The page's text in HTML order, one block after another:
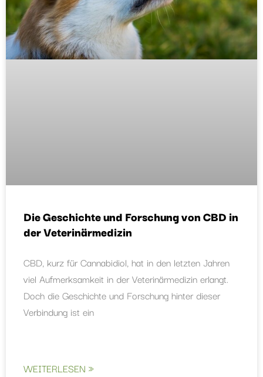
Die Geschichte und Forschung von CBD in
der Veterinärmedizin
CBD, kurz für Cannabidiol, hat in den letzten Jahren
viel Aufmerksamkeit in der Veterinärmedizin erlangt.
Doch die Geschichte und Forschung hinter dieser
Verbindung ist ein
WEITERLESEN »